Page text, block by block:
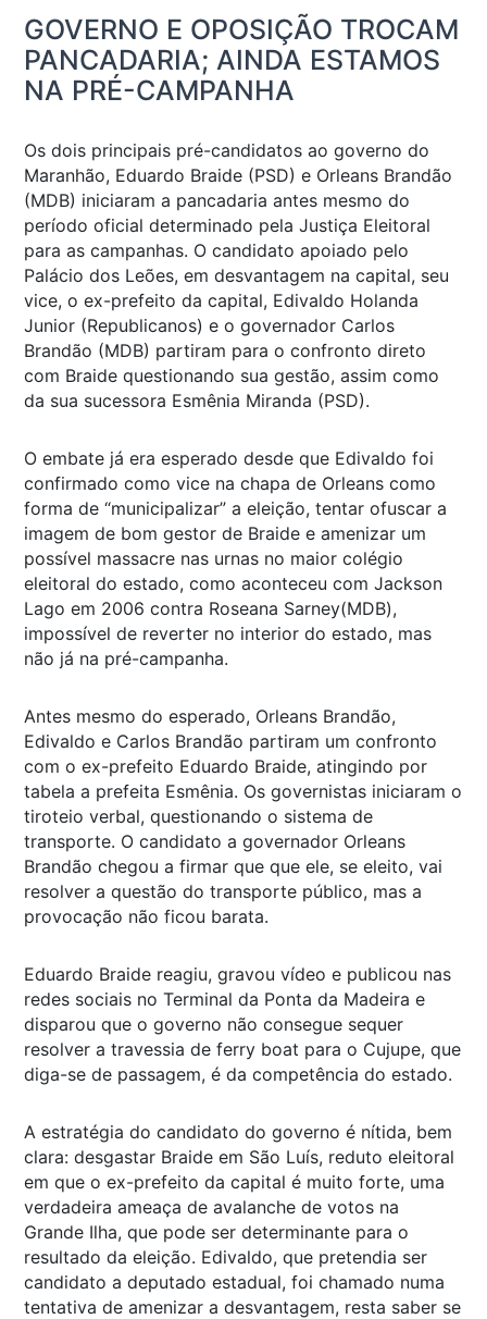
GOVERNO E OPOSIÇÃO TROCAM
PANCADARIA; AINDA ESTAMOS
NA PRÉ-CAMPANHA
Os dois principais pré-candidatos ao governo do
Maranhão, Eduardo Braide (PSD) e Orleans Brandão
(MDB) iniciaram a pancadaria antes mesmo do
período oficial determinado pela Justiça Eleitoral
para as campanhas. O candidato apoiado pelo
Palácio dos Leões, em desvantagem na capital, seu
vice, o ex-prefeito da capital, Edivaldo Holanda
Junior (Republicanos) e o governador Carlos
Brandão (MDB) partiram para o confronto direto
com Braide questionando sua gestão, assim como
da sua sucessora Esmênia Miranda (PSD).
O embate já era esperado desde que Edivaldo foi
confirmado como vice na chapa de Orleans como
forma de “municipalizar” a eleição, tentar ofuscar a
imagem de bom gestor de Braide e amenizar um
possível massacre nas urnas no maior colégio
eleitoral do estado, como aconteceu com Jackson
Lago em 2006 contra Roseana Sarney(MDB),
impossível de reverter no interior do estado, mas
não já na pré-campanha.
Antes mesmo do esperado, Orleans Brandão,
Edivaldo e Carlos Brandão partiram um confronto
com o ex-prefeito Eduardo Braide, atingindo por
tabela a prefeita Esmênia. Os governistas iniciaram o
tiroteio verbal, questionando o sistema de
transporte. O candidato a governador Orleans
Brandão chegou a firmar que que ele, se eleito, vai
resolver a questão do transporte público, mas a
provocação não ficou barata.
Eduardo Braide reagiu, gravou vídeo e publicou nas
redes sociais no Terminal da Ponta da Madeira e
disparou que o governo não consegue sequer
resolver a travessia de ferry boat para o Cujupe, que
diga-se de passagem, é da competência do estado.
A estratégia do candidato do governo é nítida, bem
clara: desgastar Braide em São Luís, reduto eleitoral
em que o ex-prefeito da capital é muito forte, uma
verdadeira ameaça de avalanche de votos na
Grande Ilha, que pode ser determinante para o
resultado da eleição. Edivaldo, que pretendia ser
candidato a deputado estadual, foi chamado numa
tentativa de amenizar a desvantagem, resta saber se